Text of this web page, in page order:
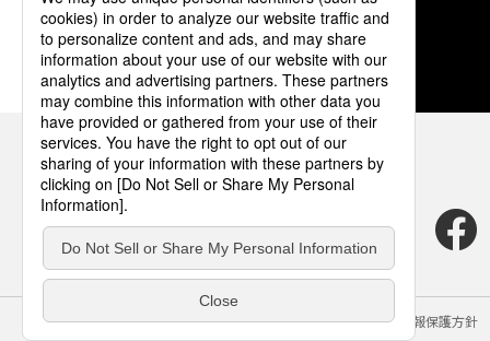
サイトのご利用にあたって クッキーポリシー 個人情報保護方針